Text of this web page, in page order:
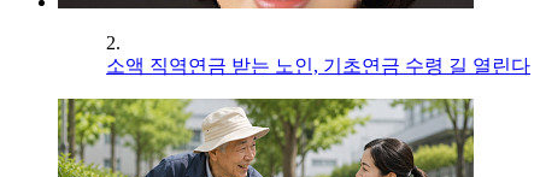
2.
소액 직역연금 받는 노인, 기초연금 수령 길 열린다